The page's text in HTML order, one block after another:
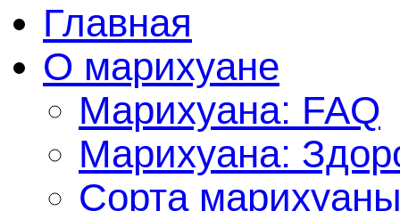
Главная
О марихуане
Марихуана: FAQ
Марихуана:
Сорта